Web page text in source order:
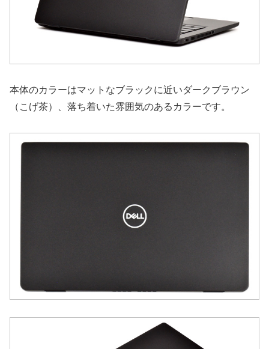
本体のカラーはマットなブラックに近いダークブラウン
（こげ茶）、落ち着いた雰囲気のあるカラーです。